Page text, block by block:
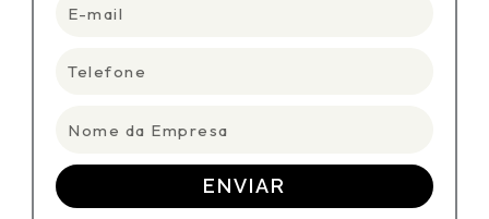
mail
da
Empresa
ENVIAR